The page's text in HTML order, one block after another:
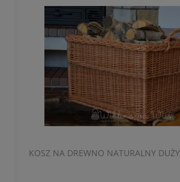
KOSZ NA DREWNO NATURALNY